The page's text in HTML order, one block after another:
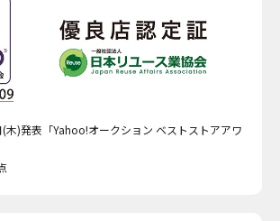
)発表「Yahoo!オークション ベストストアアワ